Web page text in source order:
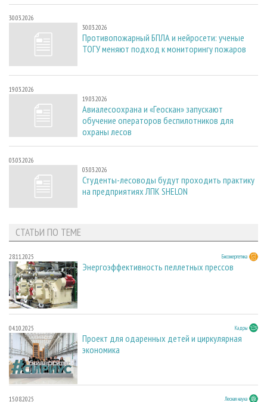
30.03.2026
30.03.2026
Противопожарный БПЛА и нейросети: ученые
ТОГУ меняют подход к мониторингу пожаров
19.03.2026
19.03.2026
Авиалесоохрана и «Геоскан» запускают
обучение операторов беспилотников для
охраны лесов
03.03.2026
03.03.2026
Студенты-лесоводы будут проходить практику
на предприятиях ЛПК SHELON
СТАТЬИ ПО ТЕМЕ
28.11.2025 Биоэнергетика
Энергоэффективность пеллетных прессов
04.10.2025 Кадры
Проект для одаренных детей и циркулярная
экономика
15.08.2025 Лесная наука